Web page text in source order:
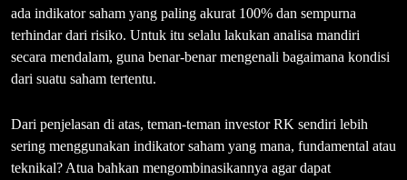
ada indikator saham yang paling akurat 100% dan sempurna
terhindar dari risiko. Untuk itu selalu lakukan analisa mandiri
secara mendalam, guna benar-benar mengenali bagaimana kondisi
dari suatu saham tertentu.
Dari penjelasan di atas, teman-teman investor RK sendiri lebih
sering menggunakan indikator saham yang mana, fundamental atau
teknikal? Atua bahkan mengombinasikannya agar dapat